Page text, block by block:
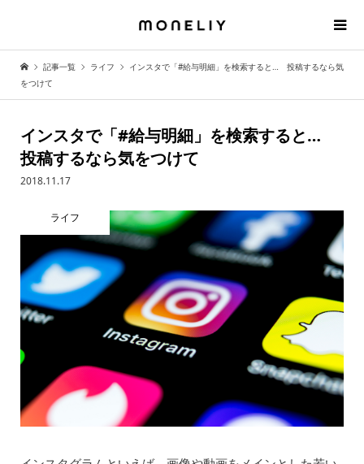
記事一覧 ライフ
インスタで「#給与明細」を検索すると… 投稿するなら気
をつけて
インスタで「#給与明細」を検索すると…
投稿するなら気をつけて
2018.11.17
ライフ